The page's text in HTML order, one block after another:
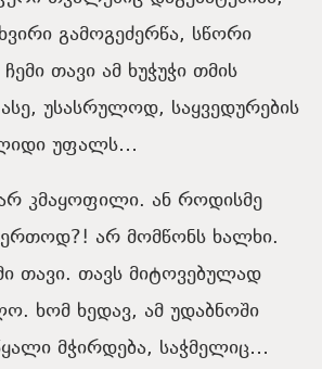
გამოგეძერწა, სწორი
თავი ამ ხუჭუჭი თმის
უსასრულოდ, საყვედურების
უფალს…
კმაყოფილი. ან როდისმე
არ მომწონს ხალხი.
თავი. თავს მიტოვებულად
ხომ ხედავ, ამ უდაბნოში
მჭირდება, საჭმელიც…